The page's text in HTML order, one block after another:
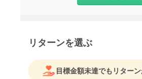
リターンを選ぶ
目標金額未達でもリター